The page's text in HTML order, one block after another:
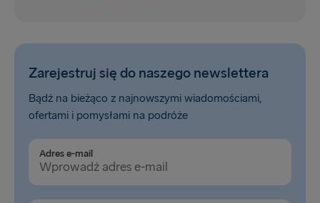
Zarejestruj się do naszego newslettera
Bądź na bieżąco z najnowszymi wiadomościami,
ofertami i pomysłami na podróże
Adres e-mail